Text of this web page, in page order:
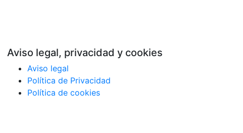
Aviso legal, privacidad y cookies
Aviso legal
Política de Privacidad
Política de cookies